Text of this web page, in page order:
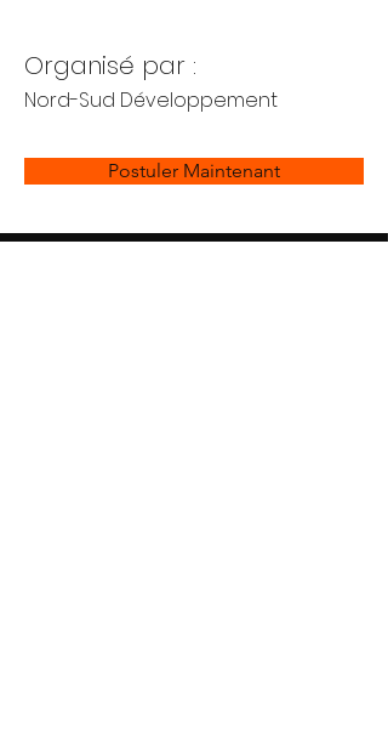
Organisé par :
Nord-Sud Développement
Postuler Maintenant